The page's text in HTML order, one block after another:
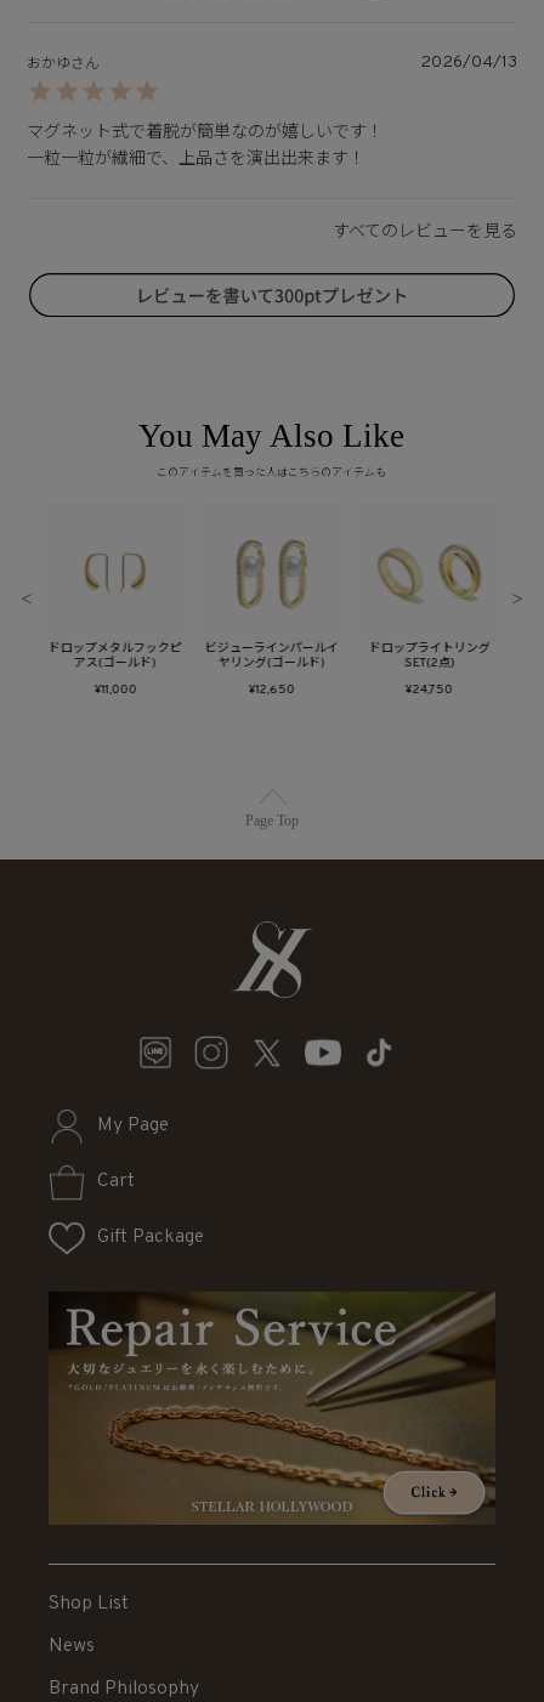
おかゆ 2026/04/13
マグネット式で着脱が簡単なのが嬉しいです！
一粒一粒が繊細で、上品さを演出出来ます！
You May Also Like
このアイテムを買った人はこちらのアイテムも
ドロップメタルフックピ
アス(ゴールド)
¥11,000
ビジューラインパールイ
ヤリング(ゴールド)
¥12,650
ドロップライトリング
SET(2点)
¥24,750
＜ ＞
Page Top
My Page
Cart
Gift Package
Shop List
News
Brand Philosophy